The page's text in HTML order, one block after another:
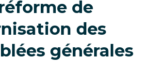
de
des
générales